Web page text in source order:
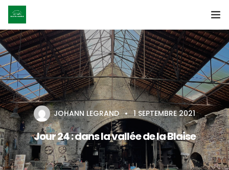
Accueil
Le projet
Les étapes
Nos actus
Nos partenaires
JOHANN LEGRAND 1 SEPTEMBRE 2021
Jour 24 : dans la vallée de la Blaise